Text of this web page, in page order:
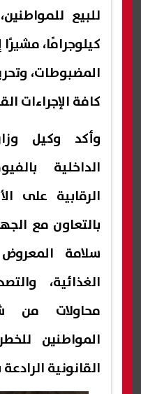
كيلوجرامًا،
المضبوطات،
كافة الإجراءات
وأكد وكيل
الداخلية
الرقابية على
بالتعاون مع
سلامة
الغذائية،
محاولات من
المواطنين
القانونية